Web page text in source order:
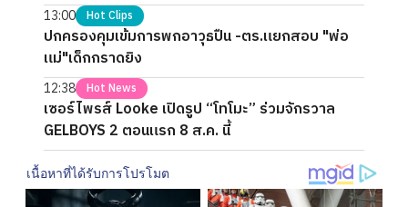
13:00 Hot Clips
ปกครองคุมเข้มการพกอาวุธปืน -ตร.แยกสอบ "พ่อ
แม่"เด็กกราดยิง
12:38 Hot News
เซอร์ไพรส์ Looke เปิดรูป “โทโมะ” ร่วมจักรวาล
GELBOYS 2 ตอนแรก 8 ส.ค. นี้